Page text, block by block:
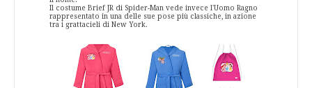
Il costume Brief JR di Spider-Man vede invece l'Uomo Ragno
rappresentato in una delle sue pose più classiche, in azione
tra i grattacieli di New York.